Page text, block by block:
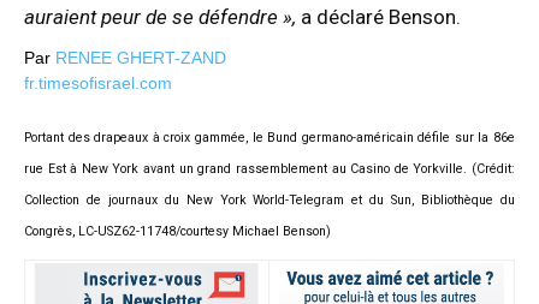
auraient peur de se défendre », a déclaré Benson.
Par RENEE GHERT-ZAND
fr.timesofisrael.com
Portant des drapeaux à croix gammée, le Bund germano-américain défile sur la 86e
rue Est à New York avant un grand rassemblement au Casino de Yorkville. (Crédit:
Collection de journaux du New York World-Telegram et du Sun, Bibliothèque du
Congrès, LC-USZ62-11748/courtesy Michael Benson)